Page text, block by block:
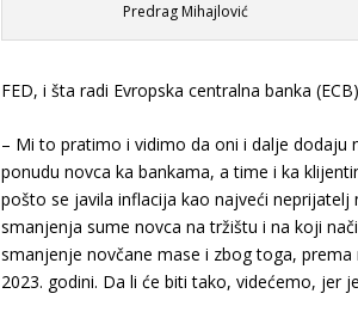
Predrag Mihajlović
FED, i šta radi Evropska centralna banka
– Mi to pratimo i vidimo da oni i dalje dodaju
ponudu novca ka bankama, a time i ka
pošto se javila inflacija kao najveći
smanjenja sume novca na tržištu i na koji
smanjenje novčane mase i zbog toga,
2023. godini. Da li će biti tako, videćemo, jer